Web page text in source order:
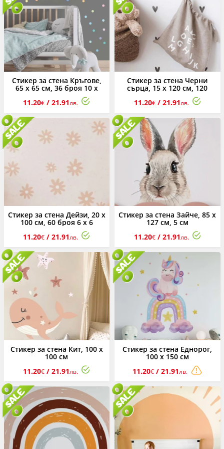
Стикер за стена Кръгове,
65 х 65 см, 36 броя 10 х
11.20€ / 21.91лв.
Стикер за стена Черни
сърца, 15 х 120 см, 120
11.20€/ 21.91лв.
Стикер за стена Дейзи, 20 х
100 см, 60 броя 6 х 6
11.20€ / 21.91лв.
Стикер за стена Зайче, 85 х
127 см, 5 см
11.20€/ 21.91лв.
Стикер за стена Кит, 100 х
100 см
11.20€ / 21.91лв.
Стикер за стена Еднорог,
100 х 150 см
11.20€ / 21.91лв.